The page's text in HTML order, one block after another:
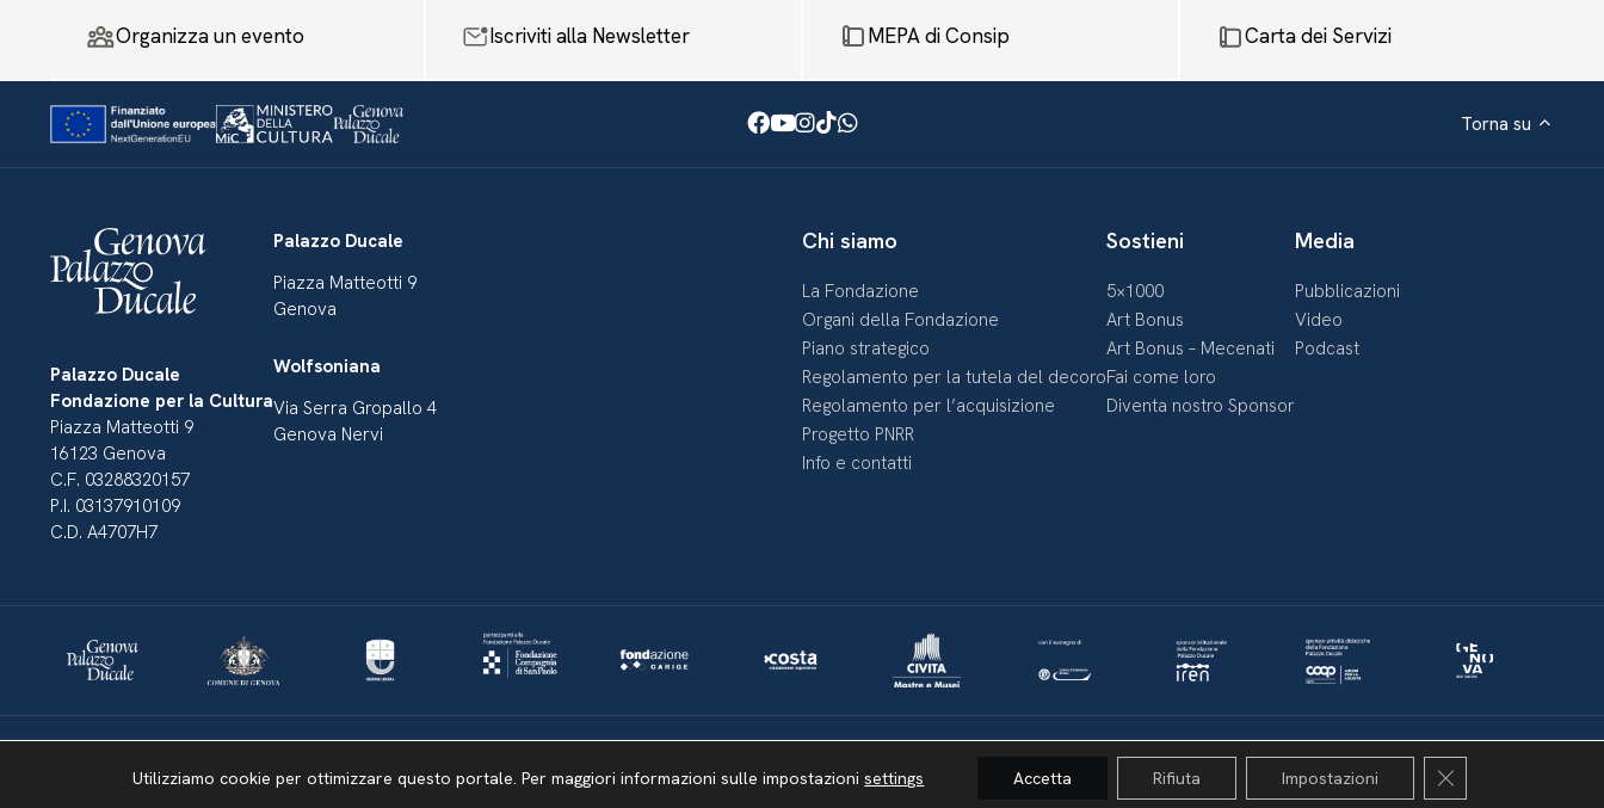
Organizza un evento Iscriviti alla Newsletter MEPA di Consip Carta dei Servizi
Facebook
Youtube
Instagram
TikTok
WhatsApp Torna su
Palazzo Ducale
Fondazione per la Cultura
Piazza Matteotti 9
16123 Genova
C.F. 03288320157
P.I. 03137910109
C.D. A4707H7
Palazzo Ducale
Piazza Matteotti 9
Genova
Wolfsoniana
Via Serra Gropallo 4
Genova Nervi
Chi siamo
La Fondazione
Organi della Fondazione
Piano strategico
Regolamento per la tutela del decoro
Regolamento per l’acquisizione
Progetto PNRR
Info e contatti
Sostieni
5×1000
Art Bonus
Art Bonus – Mecenati
Fai come loro
Diventa nostro Sponsor
Media
Pubblicazioni
Video
Podcast
Politica della privacy & Cookies
Policy social media
Mappa del sitoUtilizziamo cookie per ottimizzare questo portale. Per maggiori informazioni sulle impostazionisettings Accetta Rifiuta Impostazioni Close GDPR Cookie